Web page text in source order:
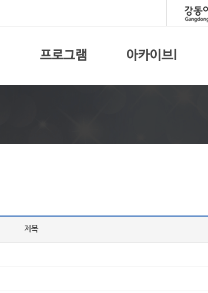
프로그램 아카이브I
제목